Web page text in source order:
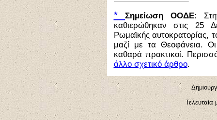
* Σημείωση ΟΟΔΕ:
καθιερώθηκαν στις 25
Ρωμαϊκής αυτοκρατορίας,
μαζί με τα Θεοφάνεια.
καθαρά πρακτικοί.
άλλο σχετικό άρθρο.